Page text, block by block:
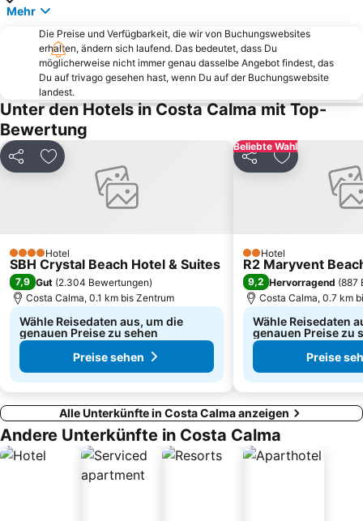
Butihondo
Playa De Barlovento
Einsiedelei San Pedro de Alcántara
Mehr
Die Preise und Verfügbarkeit, die wir von Buchungswebsites
erhalten, ändern sich laufend. Das bedeutet, dass Du
möglicherweise nicht immer genau dasselbe Angebot findest, das
Du auf trivago gesehen hast, wenn Du auf der Buchungswebsite
landest.
Unter den Hotels in Costa Calma mit Top-
Bewertung
Teilen Zu Favoriten hinzufügen
4 SterneHotel
SBH Crystal Beach Hotel & Suites
7,9 Gut (2.304 Bewertungen)
Costa Calma, 0.1 km bis Zentrum
Wähle Reisedaten aus, um die
genauen Preise zu sehen
Preise sehen
Beliebte Wahl
Teilen Zu Favoriten
2 Sterne
Hotel
R2 Maryvent
9,2 Hervorragend (887
Costa Calma, 0.7 km
Wähle Reisedaten
genauen Preise zu
Preise
Alle Unterkünfte in Costa Calma anzeigen
Andere Unterkünfte in Costa Calma